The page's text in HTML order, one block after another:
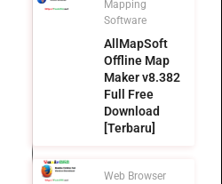
Mapping
Software
AllMapSoft
Offline Map
Maker v8.382
Full Free
Download
[Terbaru]
Web Browser